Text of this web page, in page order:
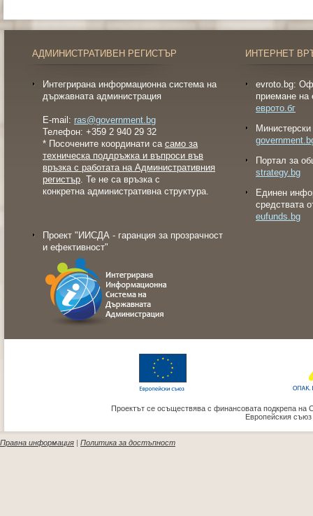
АДМИНИСТРАТИВЕН РЕГИСТЪР
Интегрирана информационна система на
държавната администрация
E-mail: ras@government.bg
Телефон: +359 2 940 29 32
* Посочените координати са само за
техническа поддръжка и въпроси във
връзка с работата на Административния
регистър. Те не са връзка с
конкретна административна структура.
Проект "ИИСДА - гаранция за прозрачност
и ефективност"
ИНТЕРНЕТ
evroto.bg:
приемане на
еврото.бг
Портал за
strategy.bg
Eдинен
средствата
eufunds.bg
Проектът се осъществява с финансовата подкрепа на
Европейския
Правна информация Политика за достъпност